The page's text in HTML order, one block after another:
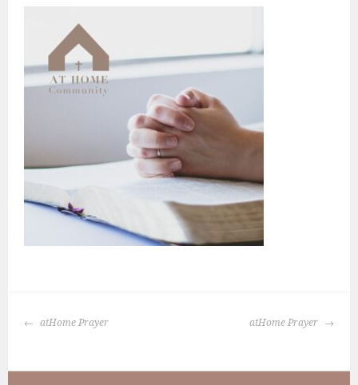
BERICHTNAVIGATIE
atHome Prayer atHome Prayer